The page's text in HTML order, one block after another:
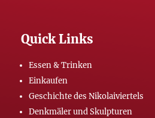
Quick Links
Essen & Trinken
Einkaufen
Geschichte des Nikolaiviertels
Denkmäler und Skulpturen